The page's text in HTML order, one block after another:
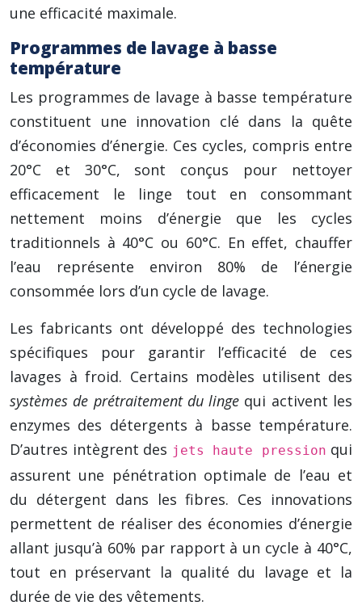
une efficacité maximale.
Programmes de lavage à basse
température
Les programmes de lavage à basse température
constituent une innovation clé dans la quête
d’économies d’énergie. Ces cycles, compris entre
20°C et 30°C, sont conçus pour nettoyer
efficacement le linge tout en consommant
nettement moins d’énergie que les cycles
traditionnels à 40°C ou 60°C. En effet, chauffer
l’eau représente environ 80% de l’énergie
consommée lors d’un cycle de lavage.
Les fabricants ont développé des technologies
spécifiques pour garantir l’efficacité de ces
lavages à froid. Certains modèles utilisent des
systèmes de prétraitement du linge qui activent les
enzymes des détergents à basse température.
D’autres intègrent des jets haute pression qui
assurent une pénétration optimale de l’eau et
du détergent dans les fibres. Ces innovations
permettent de réaliser des économies d’énergie
allant jusqu’à 60% par rapport à un cycle à 40°C,
tout en préservant la qualité du lavage et la
durée de vie des vêtements.